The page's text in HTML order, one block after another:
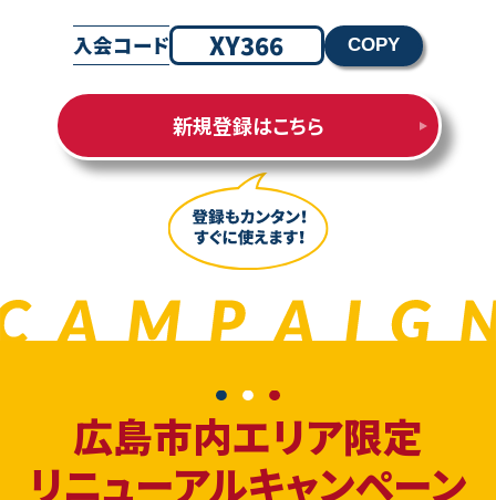
入会コード XY366 COPY
新規登録はこちら
広島市内エリア限定
リニューアルキャンペーン